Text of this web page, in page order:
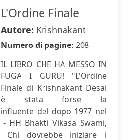
L'Ordine Finale
Autore: Krishnakant
Numero di pagine: 208
IL LIBRO CHE HA MESSO IN
FUGA I GURU! "L'Ordine
Finale di Krishnakant Desai
è stata forse la
del dopo 1977 nel
HH Bhakti Vikasa Swami,
Chi dovrebbe iniziare i